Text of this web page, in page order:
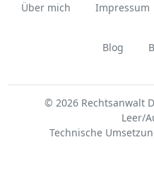
Über mich Impressum
Blog
© 2026 Rechtsanwalt
Leer/
Technische